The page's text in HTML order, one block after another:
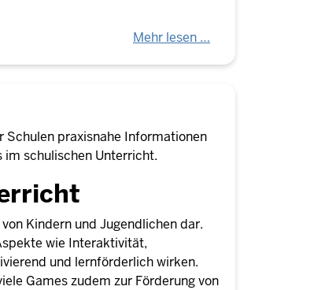
Mehr lesen …
praxisnahe Informationen
im schulischen Unterricht.
Kindern und Jugendlichen dar.
wie Interaktivität,
und lernförderlich wirken.
Games zudem zur Förderung von